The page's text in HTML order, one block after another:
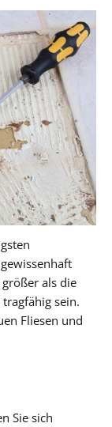
als die
sein.
Fliesen und
Sie sich